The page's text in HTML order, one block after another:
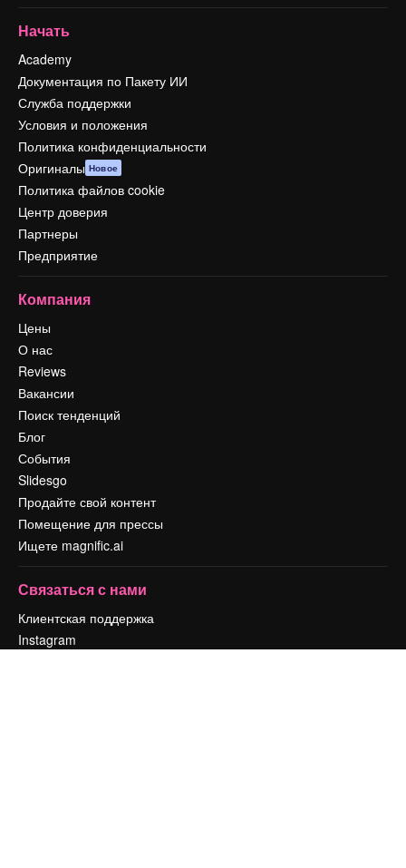
Начать
Academy
Документация по Пакету ИИ
Служба поддержки
Условия и положения
Политика конфиденциальности
Оригиналы Новое
Политика файлов cookie
Центр доверия
Партнеры
Предприятие
Компания
Цены
О нас
Reviews
Вакансии
Поиск тенденций
Блог
События
Slidesgo
Продайте свой контент
Помещение для прессы
Ищете magnific.ai
Связаться с нами
Клиентская поддержка
Instagram